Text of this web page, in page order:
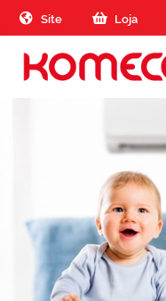
Skip to the content
Site Loja